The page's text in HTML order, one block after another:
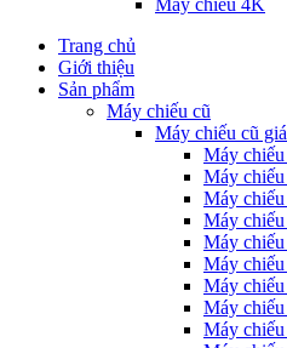
Trang chủ
Giới thiệu
Sản phẩm
Máy chiếu cũ
Máy chiếu cũ
Máy chiếu
Máy
Máy
Máy
Máy
Máy
Máy
Máy
Máy